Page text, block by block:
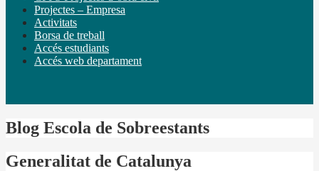
Projectes – Empresa
Activitats
Borsa de treball
Accés estudiants
Accés web departament
Blog Escola de Sobreestants
Generalitat de Catalunya